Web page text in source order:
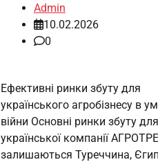
Admin
10.02.2026
0
Ефективні ринки збуту для
українського агробізнесу в
війни Основні ринки збуту для
української компанії
залишаються Туреччина,